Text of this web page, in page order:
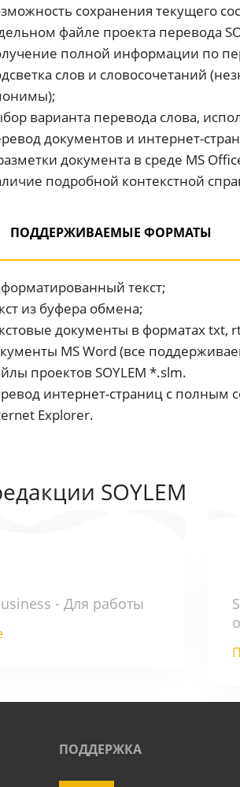
сохранения текущего
файле проекта перевода
полной информации по
слов и словосочетаний
варианта перевода слова,
документов и интернет-
документа в среде MS
подробной контекстной
ПОДДЕРЖИВАЕМЫЕ ФОРМАТЫ
текст;
из буфера обмена;
документы в форматах txt,
MS Word (все
проектов SOYLEM *.slm.
интернет-страниц с полным
Explorer.
SOYLEM
- Для работы
ПОДДЕРЖКА